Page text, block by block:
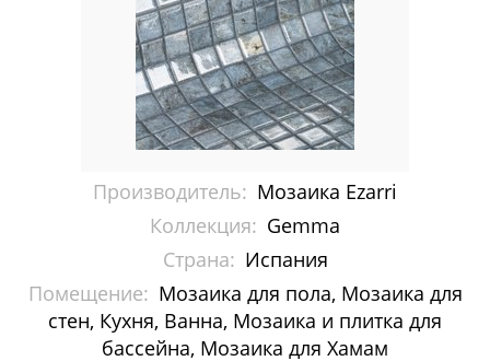
Lisa
Metal
Mix
Ondulato
Space
Topping
Vulkano
Производитель: Мозаика Ezarri
Коллекция: Gemma
Страна: Испания
Помещение: Мозаика для пола, Мозаика для
стен, Кухня, Ванна, Мозаика и плитка для
бассейна, Мозаика для Хамам